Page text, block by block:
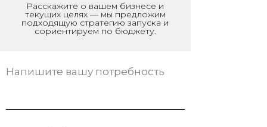
Расскажите о вашем бизнесе и
текущих целях — мы предложим
подходящую стратегию запуска и
сориентируем по бюджету.